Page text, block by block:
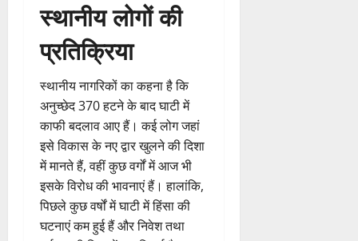
स्थानीय लोगों की
प्रतिक्रिया
स्थानीय नागरिकों का कहना है कि
अनुच्छेद 370 हटने के बाद घाटी में
काफी बदलाव आए हैं। कई लोग जहां
इसे विकास के नए द्वार खुलने की दिशा
में मानते हैं, वहीं कुछ वर्गों में आज भी
इसके विरोध की भावनाएं हैं। हालांकि,
पिछले कुछ वर्षों में घाटी में हिंसा की
घटनाएं कम हुई हैं और निवेश तथा